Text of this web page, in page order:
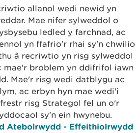
allanol wedi newid yn
Mae nifer sylweddol o
ledled y farchnad, ac
yn ffafrio'r rhai sy'n chwilio
â recriwtio yn risg sylweddol
mae'r broblem yn ddifrifol iawn
Mae'r risg wedi datblygu ac
ac erbyn hyn mae wedi'i
risg Strategol fel un o'r
sy'n ein hwynebu.
Atebolrwydd - Effeithiolrwydd